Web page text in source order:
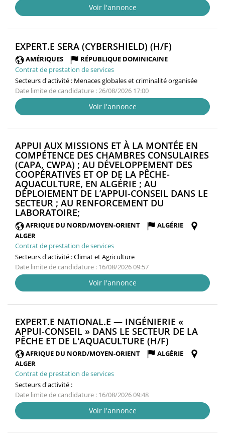
Voir l'annonce
EXPERT.E SERA (CYBERSHIELD) (H/F)
AMÉRIQUES
RÉPUBLIQUE DOMINICAINE
Contrat de prestation de services
Secteurs d'activité : Menaces globales et criminalité organisée
Date limite de candidature : 26/08/2026 17:00
Voir l'annonce
APPUI AUX MISSIONS ET À LA MONTÉE EN
COMPÉTENCE DES CHAMBRES CONSULAIRES
(CAPA, CWPA) ; AU DÉVELOPPEMENT DES
COOPÉRATIVES ET OP DE LA PÊCHE-
AQUACULTURE, EN ALGÉRIE ; AU
DÉPLOIEMENT DE L’APPUI-CONSEIL DANS LE
SECTEUR ; AU RENFORCEMENT DU
LABORATOIRE;
FENÊTRE)
AFRIQUE DU NORD/MOYEN-ORIENT
ALGÉRIE
ALGER
Contrat de prestation de services
Secteurs d'activité :Climat et Agriculture
Date limite de candidature : 16/08/2026 09:57
Voir l'annonce
EXPERT.E NATIONAL.E — INGÉNIERIE «
APPUI-CONSEIL » DANS LE SECTEUR DE LA
PÊCHE ET DE L'AQUACULTURE (H/F)
FENÊTRE)
AFRIQUE DU NORD/MOYEN-ORIENT
ALGÉRIE
ALGER
Contrat de prestation de services
Secteurs d'activité :
Date limite de candidature : 16/08/2026 09:48
Voir l'annonce